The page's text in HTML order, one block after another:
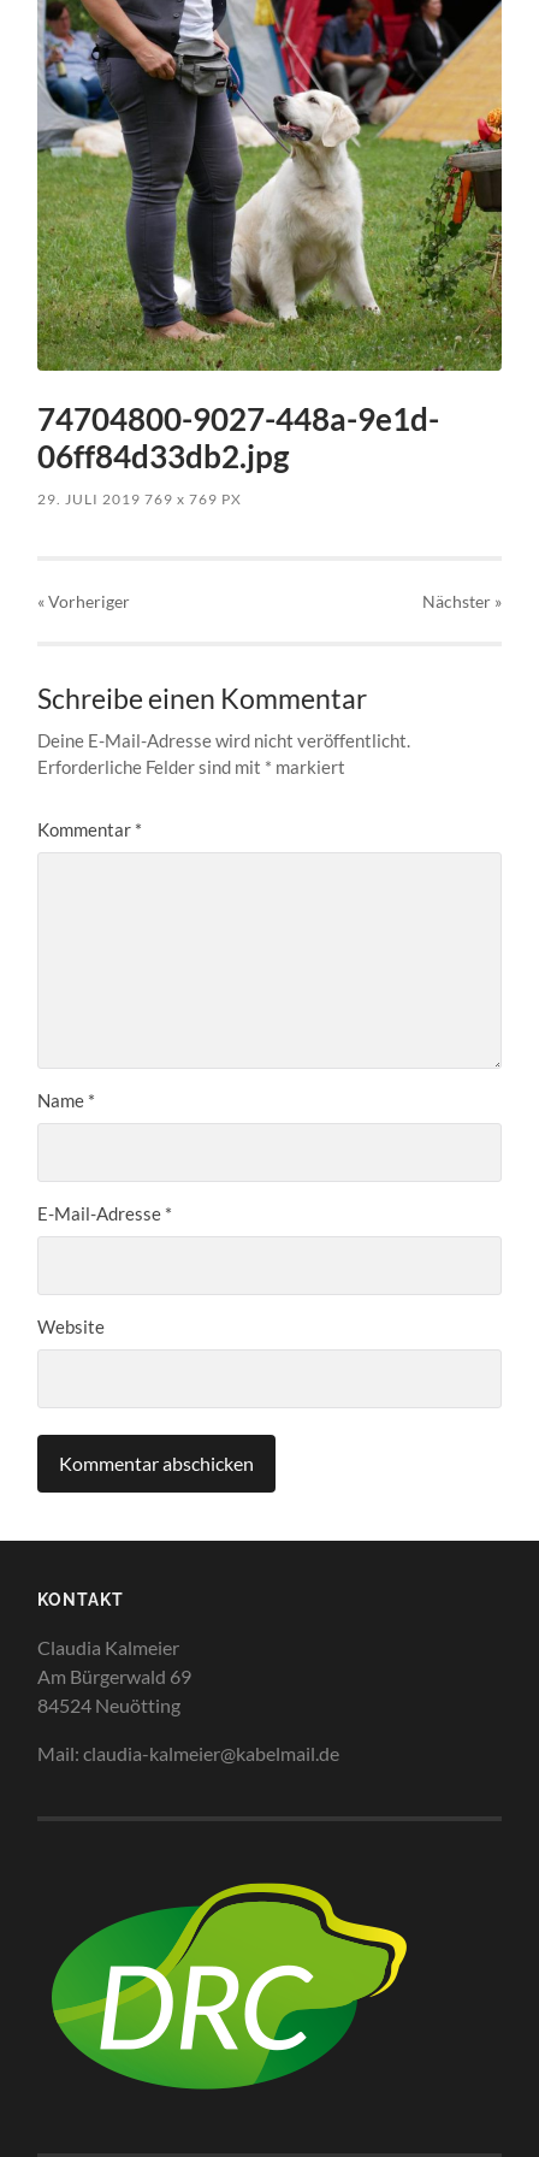
74704800-9027-448a-9e1d-
06ff84d33db2.jpg
29. JULI 2019 769x 769 PX
« Vorheriger Nächster »
Schreibe einen Kommentar
Deine E-Mail-Adresse wird nicht veröffentlicht.
Erforderliche Felder sind mit * markiert
Kommentar *
Name *
E-Mail-Adresse *
Website
KONTAKT
Claudia Kalmeier
Am Bürgerwald 69
84524 Neuötting
Mail: claudia-kalmeier@kabelmail.de